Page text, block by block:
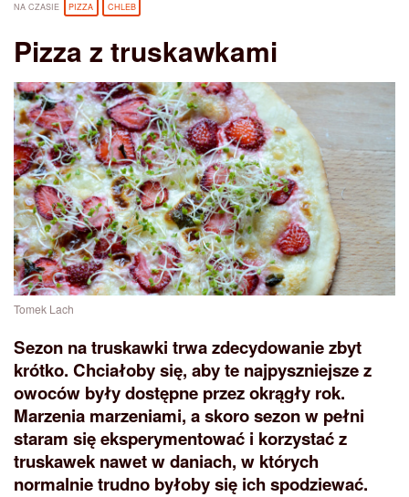
NA CZASIE PIZZA CHLEB
Pizza z truskawkami
Tomek Lach
Sezon na truskawki trwa zdecydowanie zbyt
krótko. Chciałoby się, aby te najpyszniejsze z
owoców były dostępne przez okrągły rok.
Marzenia marzeniami, a skoro sezon w pełni
staram się eksperymentować i korzystać z
truskawek nawet w daniach, w których
normalnie trudno byłoby się ich spodziewać.